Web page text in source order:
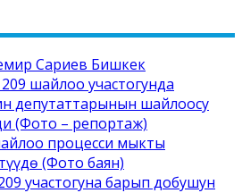
Сариев Бишкек
шайлоо участогунда
депутаттарынын шайлоосу
(Фото – репортаж)
процесси мыкты
(Фото баян)
участогуна барып добушун